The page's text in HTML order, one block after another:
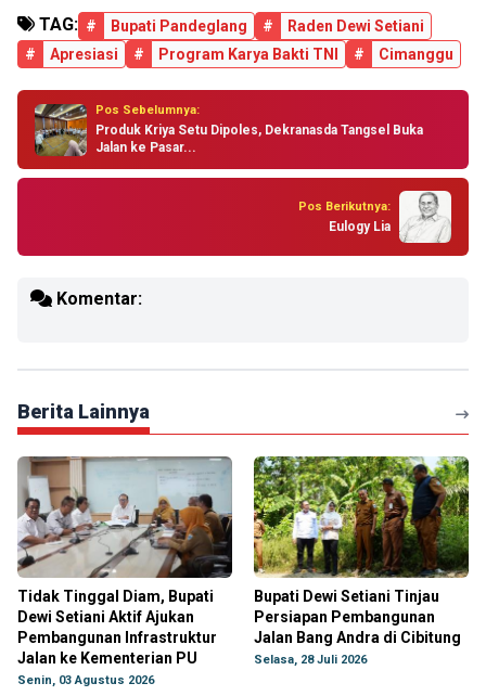
TAG: # Bupati Pandeglang #
Raden Dewi Setiani
#
Apresiasi # Program Karya Bakti TNI # Cimanggu
Pos Sebelumnya:
Produk Kriya Setu Dipoles, Dekranasda Tangsel Buka
Jalan ke Pasar...
Pos Berikutnya:
Eulogy Lia
Komentar:
Berita Lainnya
Tidak Tinggal Diam, Bupati
Dewi Setiani Aktif Ajukan
Pembangunan Infrastruktur
Jalan ke Kementerian PU
Senin, 03 Agustus 2026
Bupati Dewi Setiani Tinjau
Persiapan Pembangunan
Jalan Bang Andra di Cibitung
Selasa, 28 Juli 2026